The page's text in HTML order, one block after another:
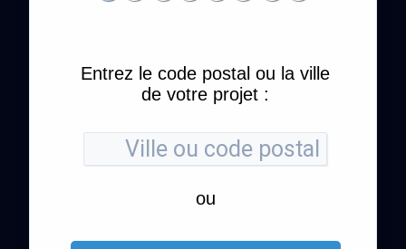
Entrez le code postal ou la ville
de votre projet :
ou